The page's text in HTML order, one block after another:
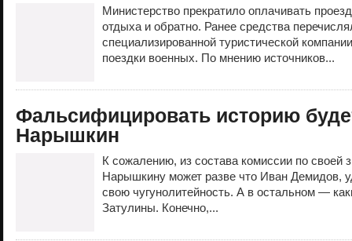
Министерство прекратило оплачивать
отдыха и обратно. Ранее средства
специализированной туристической
поездки военных. По мнению источников...
Фальсифицировать историю
Нарышкин
К сожалению, из состава комиссии по своей
Нарышкину может разве что Иван Демидов,
свою чугунолитейность. А в остальном —
Затулины. Конечно,...